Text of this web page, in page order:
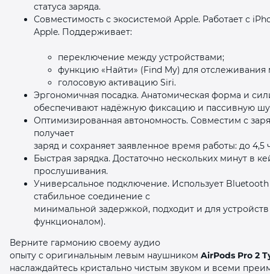
статуса заряда.
Совместимость с экосистемой Apple. Работает с
Apple. Поддерживает:
переключение между устройствами;
функцию «Найти» (Find My) для отслеживания
голосовую активацию Siri.
Эргономичная посадка. Анатомическая форма и
обеспечивают надёжную фиксацию и пассивную
Оптимизированная автономность. Совместим с
получает
заряд и сохраняет заявленное время работы: до
Быстрая зарядка. Достаточно нескольких минут в
прослушивания.
Универсальное подключение. Использует
стабильное соединение с
минимальной задержкой, подходит и для
функционалом).
Верните гармонию своему аудио
опыту с оригинальным левым наушником AirPods Pro 2
наслаждайтесь кристально чистым звуком и всеми